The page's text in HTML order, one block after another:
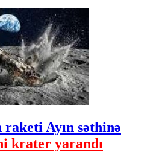
Ayın səthinə
krater yarandı